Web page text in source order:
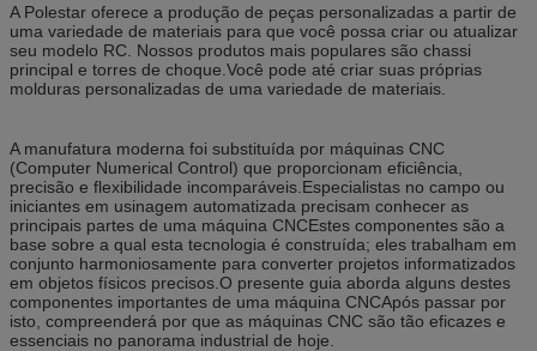
A Polestar oferece a produção de peças personalizadas a partir de
uma variedade de materiais para que você possa criar ou atualizar
seu modelo RC. Nossos produtos mais populares são chassi
principal e torres de choque.Você pode até criar suas próprias
molduras personalizadas de uma variedade de materiais.
A manufatura moderna foi substituída por máquinas CNC
(Computer Numerical Control) que proporcionam eficiência,
precisão e flexibilidade incomparáveis.Especialistas no campo ou
iniciantes em usinagem automatizada precisam conhecer as
principais partes de uma máquina CNCEstes componentes são a
base sobre a qual esta tecnologia é construída; eles trabalham em
conjunto harmoniosamente para converter projetos informatizados
em objetos físicos precisos.O presente guia aborda alguns destes
componentes importantes de uma máquina CNCApós passar por
isto, compreenderá por que as máquinas CNC são tão eficazes e
essenciais no panorama industrial de hoje.